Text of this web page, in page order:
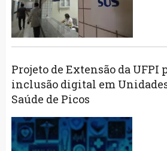
Projeto de Extensão da UFPI
inclusão digital em
Saúde de Picos